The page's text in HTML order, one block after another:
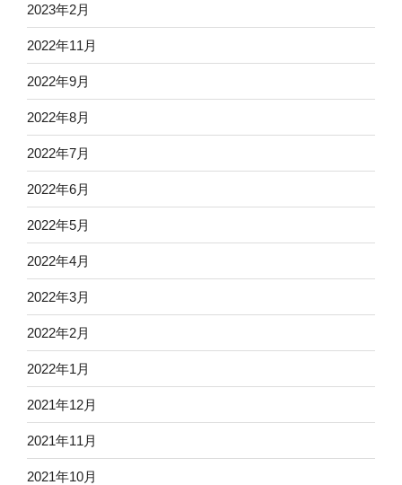
2023年2月
2022年11月
2022年9月
2022年8月
2022年7月
2022年6月
2022年5月
2022年4月
2022年3月
2022年2月
2022年1月
2021年12月
2021年11月
2021年10月